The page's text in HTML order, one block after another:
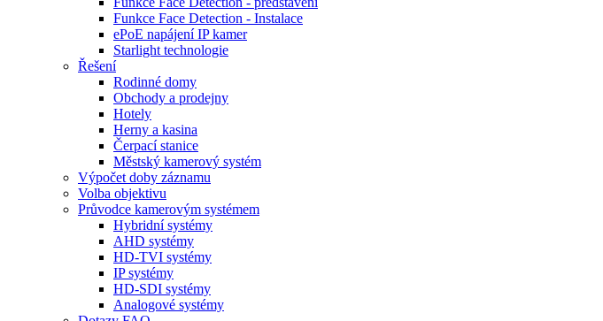
Funkce Face Detection - Instalace
ePoE napájení IP kamer
Starlight technologie
Řešení
Rodinné domy
Obchody a prodejny
Hotely
Herny a kasina
Čerpací stanice
Městský kamerový systém
Výpočet doby záznamu
Volba objektivu
Průvodce kamerovým systémem
Hybridní systémy
AHD systémy
HD-TVI systémy
IP systémy
HD-SDI systémy
Analogové systémy